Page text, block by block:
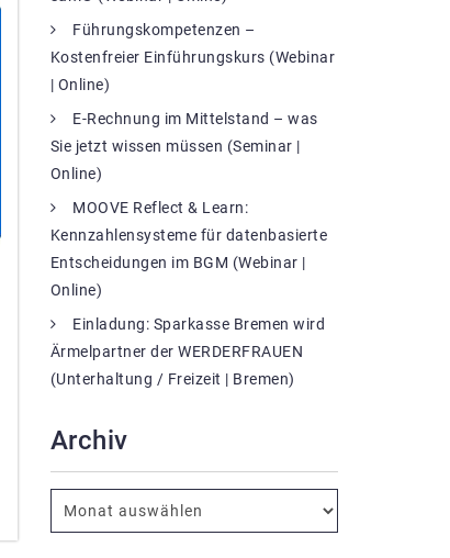
Führungskompetenzen –
Kostenfreier Einführungskurs (Webinar
| Online)
E-Rechnung im Mittelstand – was
Sie jetzt wissen müssen (Seminar |
Online)
MOOVE Reflect & Learn:
Kennzahlensysteme für datenbasierte
Entscheidungen im BGM (Webinar |
Online)
Einladung: Sparkasse Bremen wird
Ärmelpartner der WERDERFRAUEN
(Unterhaltung / Freizeit | Bremen)
Archiv